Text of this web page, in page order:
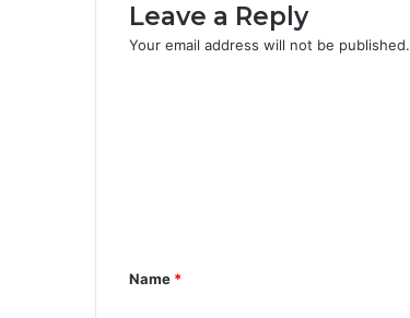
Leave a Reply
Your email address will not be published.
t
Name *